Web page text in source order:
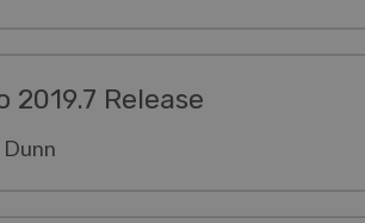
2019.7 Release
Dunn